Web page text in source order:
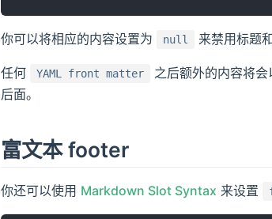
你可以将相应的内容设置为 null 来禁用标题
任何 YAML front matter 之后额外的内容将
后面。
富文本 footer
你还可以使用 Markdown Slot Syntax 来设置